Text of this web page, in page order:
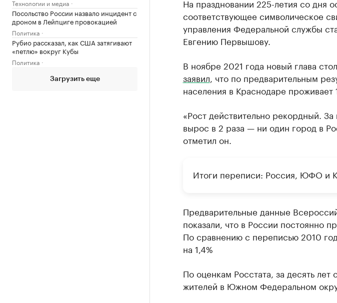
Технологии и медиа
Посольство России назвало инцидент с
дроном в Лейпциге провокацией
Политика
Рубио рассказал, как США затягивают
«петлю» вокруг Кубы
Политика
Загрузить еще
На праздновании 225-летия со дня
соответствующее символическое
управления Федеральной службы
Евгению Первышову.
В ноябре 2021 года новый глава
заявил , что по предварительным
населения в Краснодаре проживает
«Рост действительно рекордный.
вырос в 2 раза — ни один город в
отметил он.
Итоги переписи: Россия, ЮФО и
Предварительные данные
показали, что в России постоянно
По сравнению с переписью 2010
на 1,4%
По оценкам Росстата, за десять
жителей в Южном Федеральном